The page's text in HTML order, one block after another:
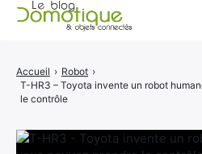
Accueil › Robot ›
T-HR3 – Toyota invente un robot
le contrôle
Catégories